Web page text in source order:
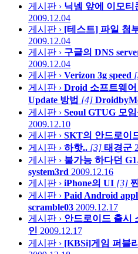
게시판 › 닉넴 앞에 이모티
2009.12.04
게시판 › [테스트] 파일 첨
2009.12.04
게시판 › 구글의 DNS
2009.12.04
게시판 › Verizon 3g speed
게시판 › Droid 소프트웨
Update 방법 [4]
게시판 › Seoul GTUG 모
2009.12.10
게시판 › SKT의 안드로이
게시판 › 하핫.. [3] 태경군
게시판 › 불가능 하다던
system3rd 2009.12.16
게시판 › iPhone의 UI [3]
게시판 › Paid Android
scramble03 2009.12.17
게시판 › 안드로이드 출시
인 2009.12.17
게시판 › [KBSi]게임 퍼블